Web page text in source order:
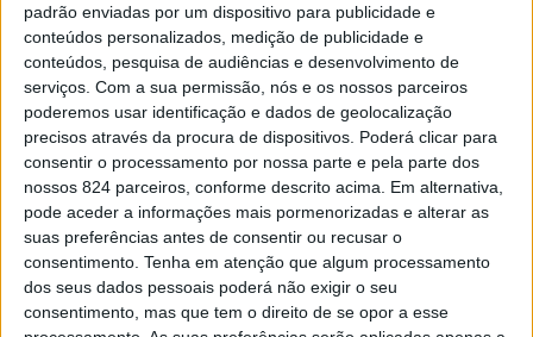
padrão enviadas por um dispositivo para publicidade e
conteúdos personalizados, medição de publicidade e
conteúdos, pesquisa de audiências e desenvolvimento de
serviços. Com a sua permissão, nós e os nossos parceiros
poderemos usar identificação e dados de geolocalização
precisos através da procura de dispositivos. Poderá clicar para
consentir o processamento por nossa parte e pela parte dos
nossos 824 parceiros, conforme descrito acima. Em alternativa,
pode aceder a informações mais pormenorizadas e alterar as
suas preferências antes de consentir ou recusar o
consentimento. Tenha em atenção que algum processamento
dos seus dados pessoais poderá não exigir o seu
consentimento, mas que tem o direito de se opor a esse